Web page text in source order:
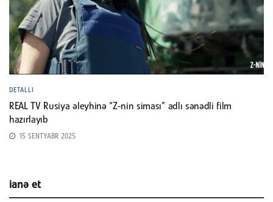
DETALLI
REAL TV Rusiya əleyhinə “Z-nin siması” adlı sənədli film
hazırlayıb
15 SENTYABR 2025
ianə et